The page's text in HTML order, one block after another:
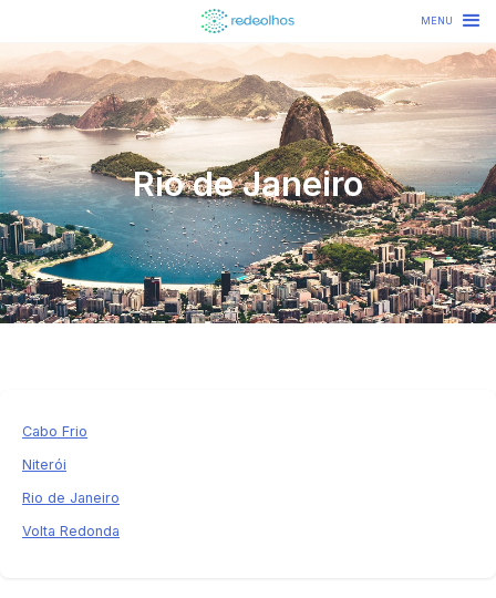
MENU
Rio de Janeiro
Cabo Frio
Niterói
Rio de Janeiro
Volta Redonda